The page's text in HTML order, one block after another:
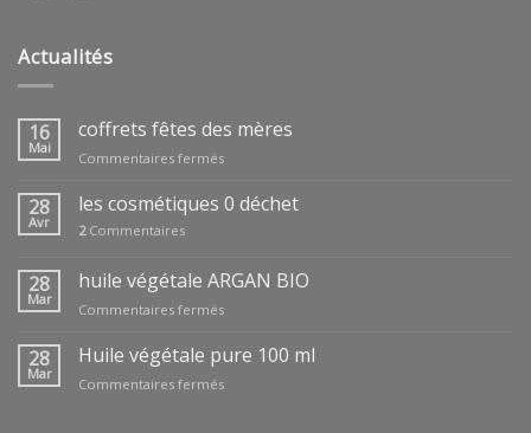
Actualités
16
Mai
coffrets fêtes des mères
Commentaires ferméssur
fêtes
28
Avr
les cosmétiques 0 déchet
2Commentaires
28
Mar
huile végétale ARGAN BIO
Commentaires ferméssur
végétale
BIO
28
Mar
Huile végétale pure 100 ml
Commentaires ferméssur